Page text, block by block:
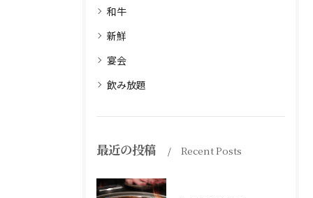
和牛
新鮮
宴会
飲み放題
最近の投稿 Recent Posts